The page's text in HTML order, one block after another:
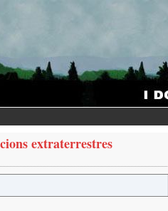
extraterrestres